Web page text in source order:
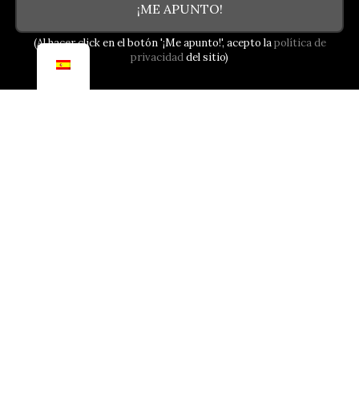
¡ME APUNTO!
(Al hacer click en el botón '¡Me apunto!', acepto lapolítica de
privacidaddel sitio)